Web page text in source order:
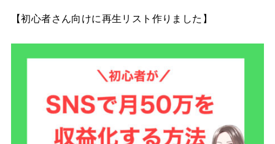
【初心者さん向けに再生リスト作りました】